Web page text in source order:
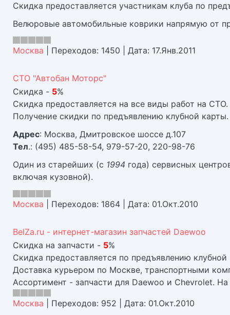
Скидка предоставляется участникам клуба по
Велюровые автомобильные коврики напрямую от
Москва Переходов: 1450 Дата: 17.Янв.2011
СТО "Автобан Моторс"
Скидка - 5%
Скидка предоставляется на все виды работ на СТО.
Получение скидки по предъявлению клубной карты.
Адрес: Москва, Дмитровское шоссе д.107
Тел.: (495) 485-58-54, 979-57-20, 220-98-76
Один из старейших (с 1994 года) сервисных
включая кузовной).
Москва Переходов: 1864 Дата: 01.Окт.2010
BelZa.ru - интернет-магазин запчастей Daewoo
Скидка на запчасти - 5%
Скидка предоставляется по предъявлению клубной
Доставка курьером по Москве, транспортными
Ассортимент - запчасти для Daewoo и Chevrolet.
Москва Переходов: 952 Дата: 01.Окт.2010